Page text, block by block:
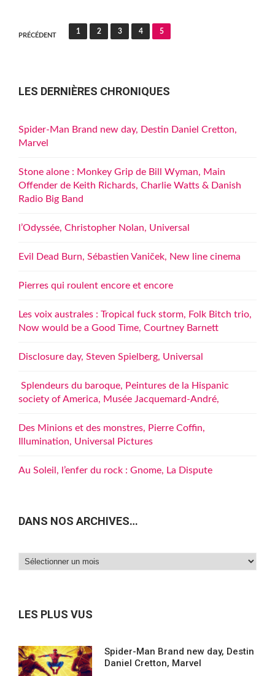
Pagination
PRÉCÉDENT
1 2 3 4 5
LES DERNIÈRES CHRONIQUES
Spider-Man Brand new day, Destin Daniel Cretton,
Marvel
Stone alone : Monkey Grip de Bill Wyman, Main
Offender de Keith Richards, Charlie Watts & Danish
Radio Big Band
l’Odyssée, Christopher Nolan, Universal
Evil Dead Burn, Sébastien Vaniček, New line cinema
Pierres qui roulent encore et encore
Les voix australes : Tropical fuck storm, Folk Bitch trio,
Now would be a Good Time, Courtney Barnett
Disclosure day, Steven Spielberg, Universal
Splendeurs du baroque, Peintures de la Hispanic
society of America, Musée Jacquemard-André,
Des Minions et des monstres, Pierre Coffin,
Illumination, Universal Pictures
Au Soleil, l’enfer du rock : Gnome, La Dispute
DANS NOS ARCHIVES…
Dans
LES PLUS VUS
Spider-Man Brand new day, Destin
Daniel Cretton, Marvel